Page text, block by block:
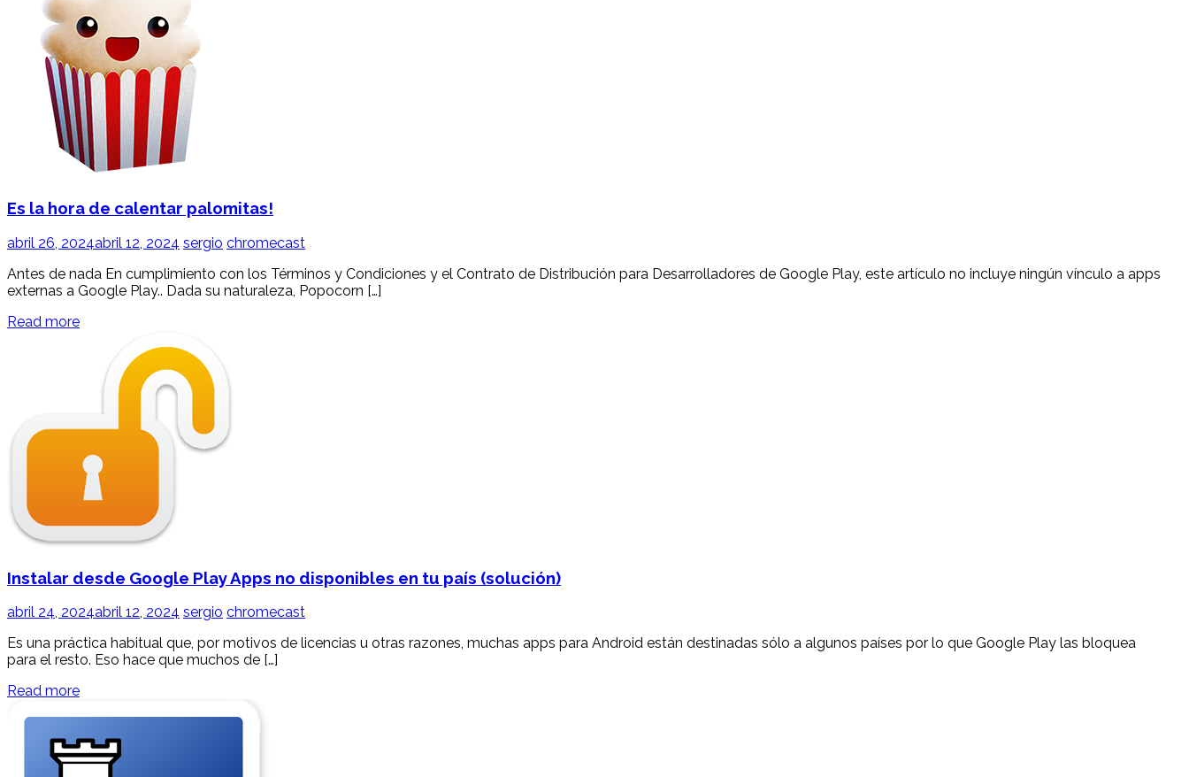
Es la hora de calentar palomitas!
abril 26, 2024abril 12, 2024 sergio chromecast
Antes de nada En cumplimiento con los Términos y Condiciones y el Contrato de Distribución para Desarrolladores de Google Play, este artículo no incluye ningún vínculo a apps
externas a Google Play.. Dada su naturaleza, Popocorn […]
Read more
Instalar desde Google Play Apps no disponibles en tu país (solución)
abril 24, 2024abril 12, 2024 sergio chromecast
Es una práctica habitual que, por motivos de licencias u otras razones, muchas apps para Android están destinadas sólo a algunos países por lo que Google Play las bloquea
para el resto. Eso hace que muchos de […]
Read more